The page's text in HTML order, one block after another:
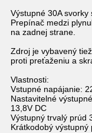
Výstupné 30A
Prepínač medzi
na zadnej strane.
Zdroj je vybavený
proti preťaženiu a
Vlastnosti:
Vstupné napájanie:
Nastavitelné
13,8V DC
Výstupný trvalý prúd
Krátkodobý výstupný